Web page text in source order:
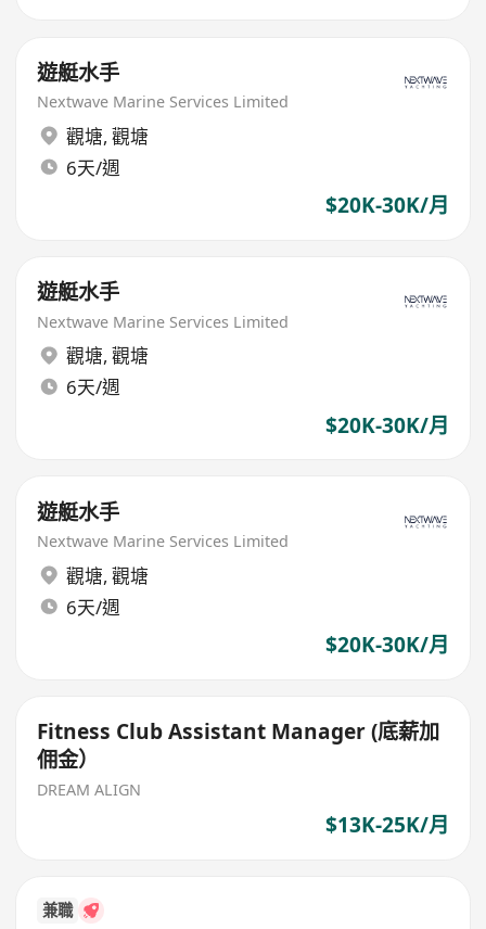
遊艇水手
Nextwave Marine Services Limited
觀塘, 觀塘
6天/週
$20K-30K/月
遊艇水手
Nextwave Marine Services Limited
觀塘, 觀塘
6天/週
$20K-30K/月
遊艇水手
Nextwave Marine Services Limited
觀塘, 觀塘
6天/週
$20K-30K/月
Fitness Club Assistant Manager (底薪加
佣金）
DREAM ALIGN
$13K-25K/月
兼職